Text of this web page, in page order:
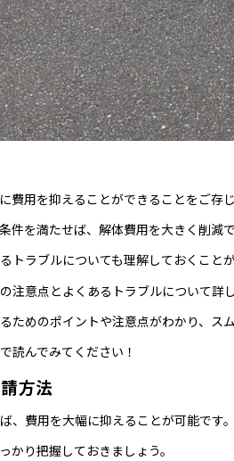
費用を抑えることができることをご存
を満たせば、解体費用を大きく削減で
ラブルについても理解しておくことが
意点とよくあるトラブルについて詳
めのポイントや注意点がわかり、ス
読んでみてください！
方法
費用を大幅に抑えることが可能です。
り把握しておきましょう。